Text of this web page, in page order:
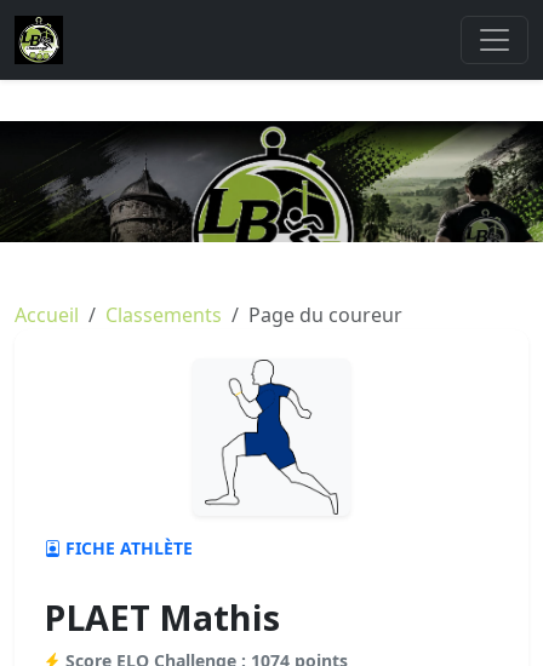
Accueil Classements Page du coureur
FICHE ATHLÈTE
PLAET Mathis
Score ELO Challenge : 1074 points